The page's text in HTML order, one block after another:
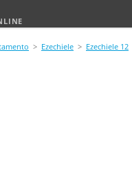
> Ezechiele > Ezechiele 12